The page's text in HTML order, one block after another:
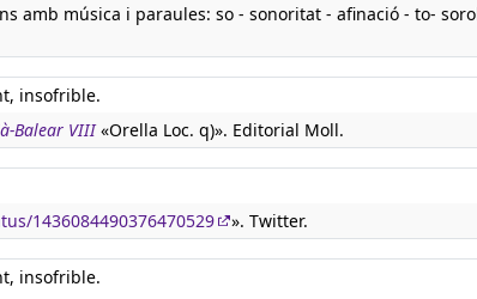
amb música i paraules: so - sonoritat - afinació - to-
insofrible.
Balear VIII«Orella Loc. q)». Editorial Moll.
1436084490376470529 ». Twitter.
insofrible.